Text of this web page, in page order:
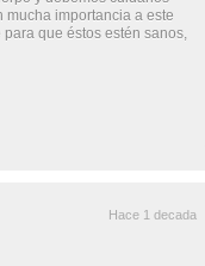
mucha importancia a este
que éstos estén sanos,
Hace 1 decada